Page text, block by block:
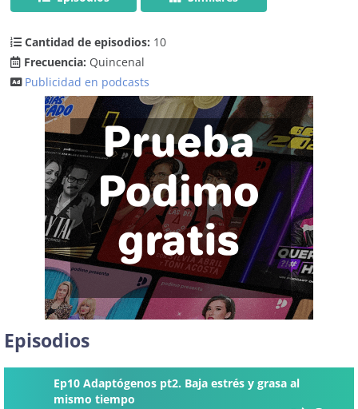
Cantidad de episodios: 10
Frecuencia: Quincenal
Publicidad en podcasts
Episodios
Ep10 Adaptógenos pt2. Baja estrés y grasa al
mismo tiempo